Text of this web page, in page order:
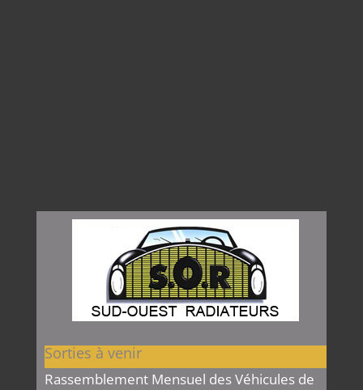
Sorties à venir
Rassemblement Mensuel des Véhicules de